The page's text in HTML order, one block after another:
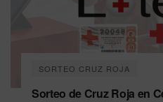
SORTEO CRUZ ROJA
Sorteo de Cruz Roja en